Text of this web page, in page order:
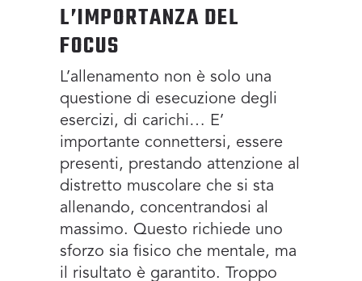
L’IMPORTANZA DEL
FOCUS
L’allenamento non è solo una
questione di esecuzione degli
esercizi, di carichi… E’
importante connettersi, essere
presenti, prestando attenzione al
distretto muscolare che si sta
allenando, concentrandosi al
massimo. Questo richiede uno
sforzo sia fisico che mentale, ma
il risultato è garantito. Troppo